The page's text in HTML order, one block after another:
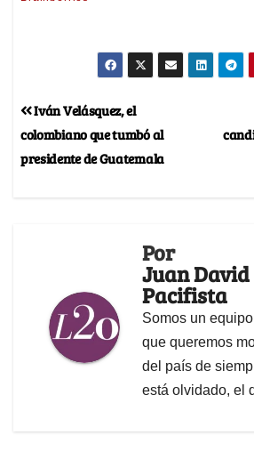
Iván Velásquez, el
colombiano que tumbó al
presidente de Guatemala
Por
Juan
Pacifista
Somos un
que queremos
del país de
está olvidado, el